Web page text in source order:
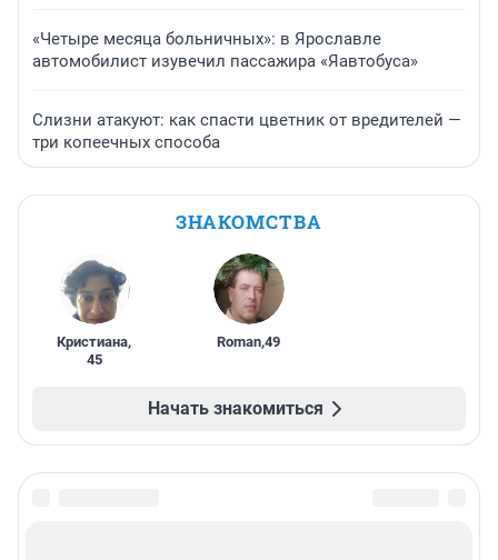
«Четыре месяца больничных»: в Ярославле
автомобилист изувечил пассажира «Яавтобуса»
Слизни атакуют: как спасти цветник от вредителей —
три копеечных способа
ЗНАКОМСТВА
Кристиана,
45
Roman,49
Начать знакомиться